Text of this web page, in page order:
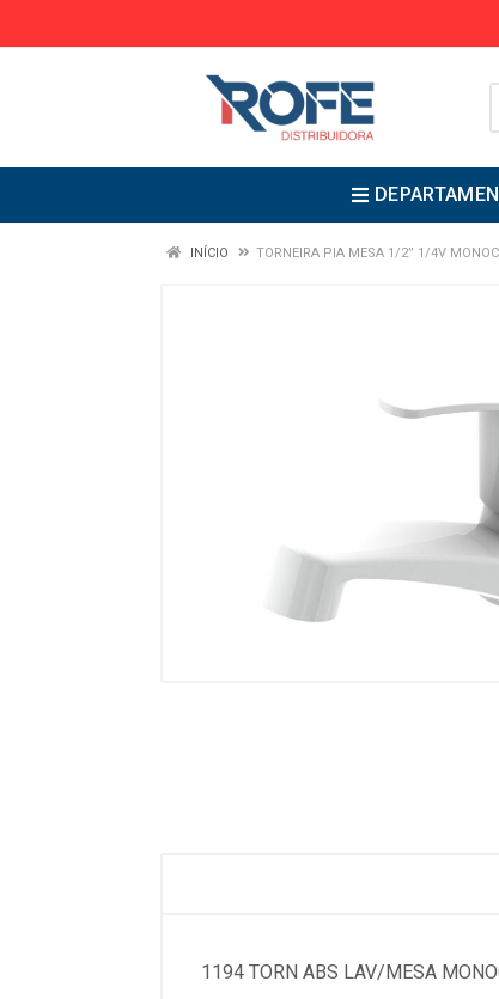
INÍCIO TORNEIRA PIA MESA 1/2” 1/4V
1194 TORN ABS LAV/MESA